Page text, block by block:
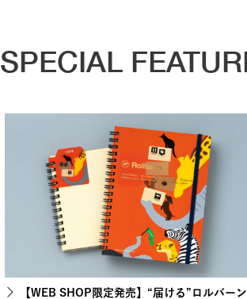
SPECIAL
【WEB SHOP限定発売】“届ける”ロルバーン